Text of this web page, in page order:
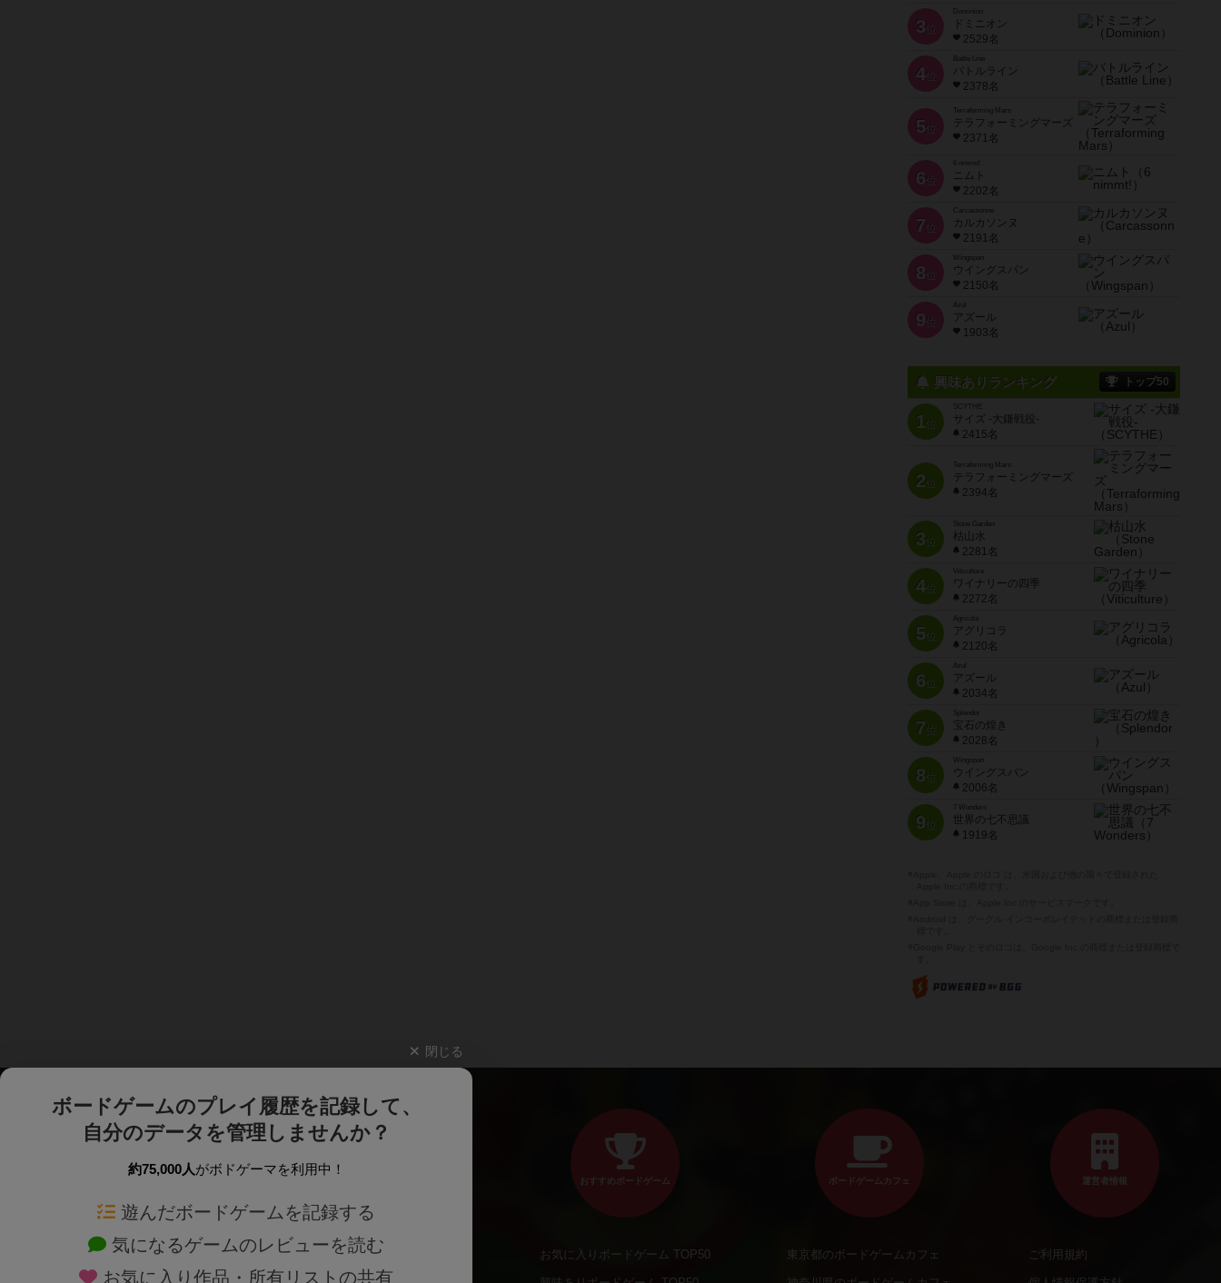
3 位
ドミニオン
2529名
4位
Battle Line
バトルライン
2378名
5 位
Terraforming Mars
テラフォーミングマーズ
2371名
6 位
ニムト
2202名
7 位
Carcassonne
カルカソンヌ
2191名
8 位
Wingspan
ウイングスパン
2150名
9 位
Azul
アズール
1903名
興味ありランキング トップ50
1位
SCYTHE
サイズ -大鎌戦役-
2415名
2位
Terraforming Mars
テラフォーミングマーズ
2394名
3位
Stone Garden
枯山水
2281名
4位
Viticulture
ワイナリーの四季
2272名
5位
Agricola
アグリコラ
2120名
6位
Azul
アズール
2034名
7位
宝石の煌き
2028名
8位
Wingspan
ウイングスパン
2006名
9位
7 Wonders
世界の七不思議
1919名
閉じる
ボードゲームのプレイ履歴を記録して、
自分のデータを管理しませんか？
約75,000人がボドゲーマを利用中！
遊んだボードゲームを記録する
気になるゲームのレビューを読む
お気に入り作品・所有リストの共有
ボードゲームを検索する 新作・再入荷情報
おすすめボードゲーム
お気に入りボードゲーム TOP50
ボードゲームカフェ
東京都のボードゲームカフェ
運営者情報
ご利用規約